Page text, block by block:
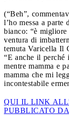
(“Beh”,
l’ho messa a
bianco: “è
ventura di
temuta Varicella Il
“E anche il perché
mentre mamma e
mamma che mi
incontestabile
QUI IL LINK
PUBBLICATO